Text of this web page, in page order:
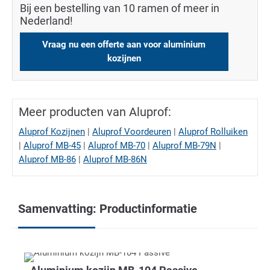
Bij een bestelling van 10 ramen of meer in
Nederland!
Vraag nu een offerte aan voor aluminium
kozijnen
Meer producten van Aluprof:
Aluprof Kozijnen | Aluprof Voordeuren | Aluprof Rolluiken
| Aluprof MB-45 | Aluprof MB-70 | Aluprof MB-79N |
Aluprof MB-86 | Aluprof MB-86N
Samenvatting: Productinformatie